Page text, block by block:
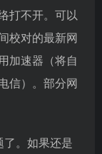
打不开。可以
校对的最新网
加速器（将自
信）。部分网
。如果还是